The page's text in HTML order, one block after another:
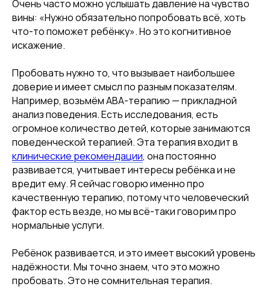
Очень часто можно услышать давление на чувство
вины: «Нужно обязательно попробовать всё, хоть
что-то поможет ребёнку». Но это когнитивное
искажение.
Пробовать нужно то, что вызывает наибольшее
доверие и имеет смысл по разным показателям.
Например, возьмём АВА-терапию — прикладной
анализ поведения. Есть исследования, есть
огромное количество детей, которые занимаются
поведенческой терапией. Эта терапия входит в
клинические рекомендации, она постоянно
развивается, учитывает интересы ребёнка и не
вредит ему. Я сейчас говорю именно про
качественную терапию, потому что человеческий
фактор есть везде, но мы всё-таки говорим про
нормальные услуги.
Ребёнок развивается, и это имеет высокий уровень
надёжности. Мы точно знаем, что это можно
пробовать. Это не сомнительная терапия.